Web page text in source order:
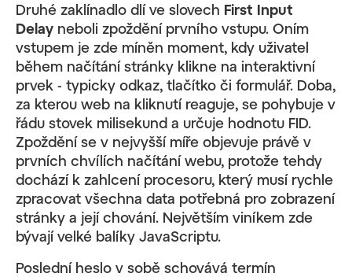
Druhé zaklínadlo dlí ve slovech First Input
Delay neboli zpoždění prvního vstupu. Oním
vstupem je zde míněn moment, kdy uživatel
během načítání stránky klikne na interaktivní
prvek - typicky odkaz, tlačítko či formulář. Doba,
za kterou web na kliknutí reaguje, se pohybuje v
řádu stovek milisekund a určuje hodnotu FID.
Zpoždění se v nejvyšší míře objevuje právě v
prvních chvílích načítání webu, protože tehdy
dochází k zahlcení procesoru, který musí rychle
zpracovat všechna data potřebná pro zobrazení
stránky a její chování. Největším viníkem zde
bývají velké balíky JavaScriptu.
Poslední heslo v sobě schovává termín